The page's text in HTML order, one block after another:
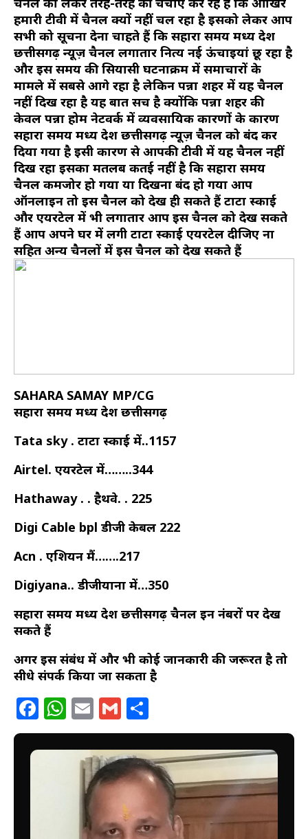
हमारी टीवी में चैनल क्यों नहीं चल रहा है इसको लेकर आप
सभी को सूचना देना चाहते हैं कि सहारा समय मध्य प्रदेश
छत्तीसगढ़ न्यूज़ चैनल लगातार नित्य नई ऊंचाइयां छू रहा है
और इस समय की सियासी घटनाक्रम में समाचारों के
मामले में सबसे आगे रहा है लेकिन पन्ना शहर में यह चैनल
नहीं दिख रहा है यह बात सच है क्योंकि पन्ना शहर की
केवल पन्ना होम नेटवर्क में व्यवसायिक कारणों के कारण
सहारा समय मध्य प्रदेश छत्तीसगढ़ न्यूज़ चैनल को बंद कर
दिया गया है इसी कारण से आपकी टीवी में यह चैनल नहीं
दिख रहा इसका मतलब कतई नहीं है कि सहारा समय
चैनल कमजोर हो गया या दिखना बंद हो गया आप
ऑनलाइन तो इस चैनल को देख ही सकते हैं टाटा स्काई
और एयरटेल में भी लगातार आप इस चैनल को देख सकते
हैं आप अपने घर में लगी टाटा स्काई एयरटेल दीजिए ना
सहित अन्य चैनलों में इस चैनल को देख सकते हैं
SAHARA SAMAY MP/CG
सहारा समय मध्य प्रदेश छत्तीसगढ़
Tata sky . टाटा स्काई में..1157
Airtel. एयरटेल में……..344
Hathaway . . हैथवे. . 225
Digi Cable bpl डीजी केबल 222
Acn . एशियन मैं…….217
Digiyana.. डीजीयाना में…350
सहारा समय मध्य प्रदेश छत्तीसगढ़ चैनल इन नंबरों पर देख
सकते हैं
अगर इस संबंध में और भी कोई जानकारी की जरूरत है तो
सीधे संपर्क किया जा सकता है
Facebook
WhatsApp
Email
Gmail